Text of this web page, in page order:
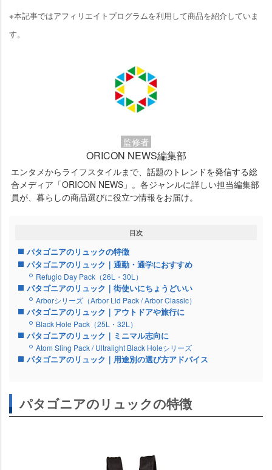
※本記事ではアフィリエイトプログラムを利用して商品を紹介していま
す。
監修者
ORICON NEWS編集部
エンタメからライフスタイルまで、話題のトレンドを発信する総
合メディア「ORICON NEWS」。各ジャンルに詳しい担当編集部
員が、暮らしの商品選びに役立つ情報をお届け。
目次
パタゴニアのリュックの特徴
パタゴニアのリュック｜通勤・通学におすすめ
Refugio Day Pack（26L・30L）
パタゴニアのリュック｜街使いにちょうどいい
Arborシリーズ（Arbor Lid Pack / Arbor Classic）
パタゴニアのリュック｜アウトドアや旅行に
Black Hole Pack（25L・32L）
パタゴニアのリュック｜ミニマル志向に
Atom Sling Pack / Ultralight Black Holeシリーズ
パタゴニアのリュック｜用途別の選び方アドバイス
パタゴニアのリュックの特徴